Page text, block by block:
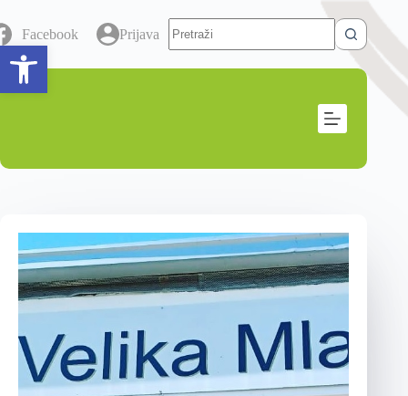
Open toolbar
Facebook Prijava